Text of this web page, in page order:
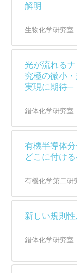
解明
生物化学研究室
光が流れる
究極の微小
実現に期待─
錯体化学研究室
有機半導体
どこに付ける
有機化学第二研
新しい規則
錯体化学研究室